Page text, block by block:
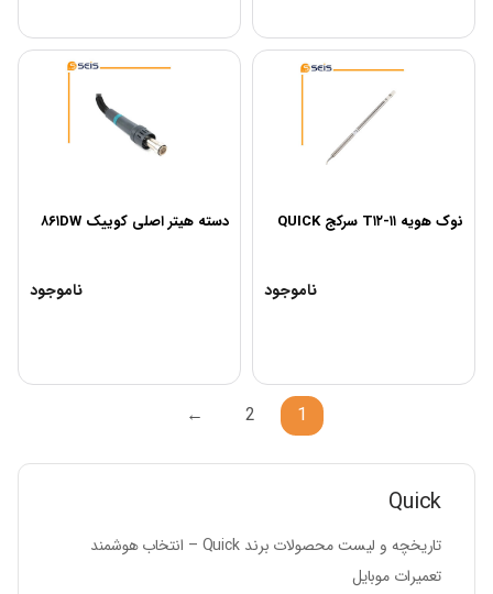
نوک هویه T۱۲-۱۱ سرکج QUICK
ناموجود
دسته هیتر اصلی کوییک ۸۶۱DW
ناموجود
1
2
←
Quick
تاریخچه و لیست محصولات برند Quick – انتخاب هوشمند
تعمیرات موبایل